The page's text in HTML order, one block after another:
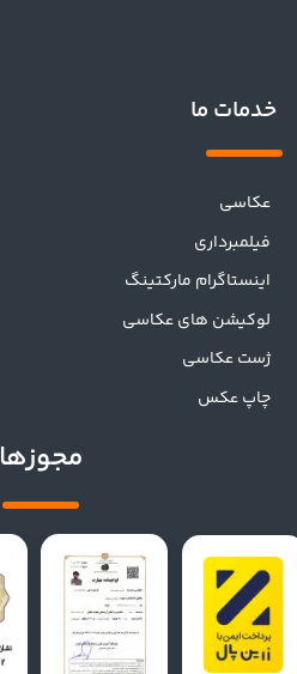
عکاسی
فیلمبرداری
اینستاگرام مارکتینگ
لوکیشن های عکاسی
ژست عکاسی
چاپ عکس
خدمات ما
مجوزها